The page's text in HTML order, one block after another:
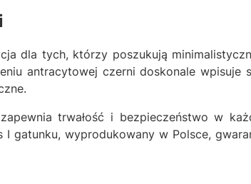
dla tych, którzy poszukują
antracytowej czerni doskonale wpisuje
trwałość i bezpieczeństwo w
gatunku, wyprodukowany w Polsce,